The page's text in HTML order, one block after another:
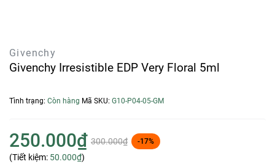
Givenchy
Givenchy Irresistible EDP Very Floral 5ml
Tình trạng: Còn hàng Mã SKU: G10-P04-05-GM
250.000₫ 300.000₫ -17%
(Tiết kiệm: 50.000₫)